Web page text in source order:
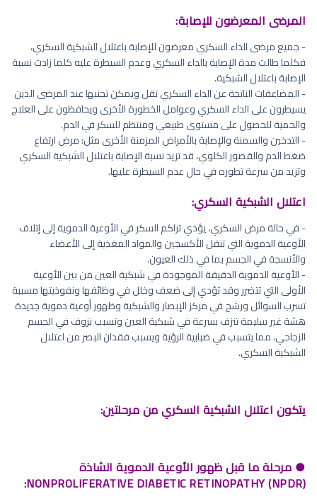
المرضى المعرضون للإصابة:
- جميع مرضى الداء السكري معرضون للإصابة باعتلال الشبكية السكري،
فكلما طالت مدة الإصابة بالداء السكري وعدم السيطرة عليه كلما زادت نسبة
الإصابة باعتلال الشبكية.
- المضاعفات الناتجة عن الداء السكري تقل ويمكن تجنبها عند المرضى الذين
يسيطرون على الداء السكري وعوامل الخطورة الأخرى ويحافظون على العلاج
والحمية للحصول على مستوى طبيعي ومنتظم للسكر في الدم.
- التدخين والسمنة والإصابة بالأمراض المزمنة الأخرى مثل: مرض ارتفاع
ضغط الدم والقصور الكلوي، قد تزيد نسبة الإصابة باعتلال الشبكية السكري
وتزيد من سرعة تطوره في حال عدم السيطرة عليها.
اعتلال الشبكية السكري:
- في حالة مرض السكري، يؤدي تراكم السكر في الأوعية الدموية إلى إتلاف
الأوعية الدموية التي تنقل الأكسجين والمواد المغذية إلى الأعضاء
والأنسجة في الجسم بما في ذلك العيون.
- الأوعية الدموية الدقيقة الموجودة في شبكية العين من بين الأوعية
الأولى التي تتضرر وقد تؤدي إلى ضعف وخلل في وظائفها ونفوذيتها مسببة
تسرب السوائل ورشح في مركز الإبصار والشبكية وظهور أوعية دموية جديدة
هشة غير سليمة تنزف بسرعة في شبكية العين وتسبب نزوف في الجسم
الزجاجي، مما يتسبب في ضبابية الرؤية ويسبب فقدان البصر من اعتلال
الشبكية السكري.
يتكون اعتلال الشبكية السكري من مرحلتين:
● مرحلة ما قبل ظهور الأوعية الدموية الشاذة
NONPROLIFERATIVE DIABETIC RETINOPATHY (NPDR):